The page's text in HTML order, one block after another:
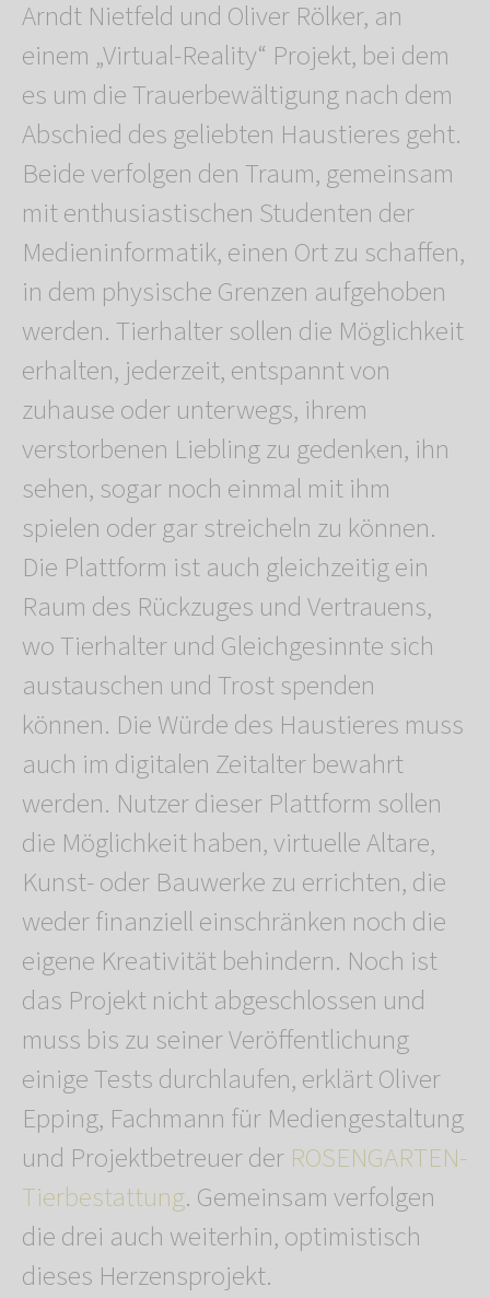
Arndt Nietfeld und Oliver Rölker, an
einem „Virtual-Reality“ Projekt, bei dem
es um die Trauerbewältigung nach dem
Abschied des geliebten Haustieres geht.
Beide verfolgen den Traum, gemeinsam
mit enthusiastischen Studenten der
Medieninformatik, einen Ort zu schaffen,
in dem physische Grenzen aufgehoben
werden. Tierhalter sollen die Möglichkeit
erhalten, jederzeit, entspannt von
zuhause oder unterwegs, ihrem
verstorbenen Liebling zu gedenken, ihn
sehen, sogar noch einmal mit ihm
spielen oder gar streicheln zu können.
Die Plattform ist auch gleichzeitig ein
Raum des Rückzuges und Vertrauens,
wo Tierhalter und Gleichgesinnte sich
austauschen und Trost spenden
können. Die Würde des Haustieres muss
auch im digitalen Zeitalter bewahrt
werden. Nutzer dieser Plattform sollen
die Möglichkeit haben, virtuelle Altare,
Kunst- oder Bauwerke zu errichten, die
weder finanziell einschränken noch die
eigene Kreativität behindern. Noch ist
das Projekt nicht abgeschlossen und
muss bis zu seiner Veröffentlichung
einige Tests durchlaufen, erklärt Oliver
Epping, Fachmann für Mediengestaltung
und Projektbetreuer der ROSENGARTEN-
Tierbestattung. Gemeinsam verfolgen
die drei auch weiterhin, optimistisch
dieses Herzensprojekt.